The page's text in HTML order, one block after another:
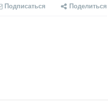
Подписаться Поделиться